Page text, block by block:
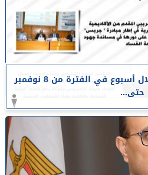
أبرز أخبار جامعة أسيوط خلال أسبوع في الفترة من 8 نوفمبر
حتى...